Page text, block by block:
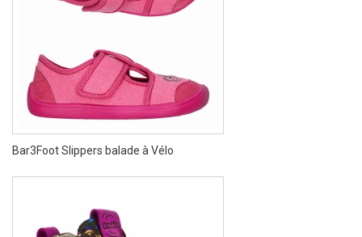
Bar3Foot Slippers balade à Vélo